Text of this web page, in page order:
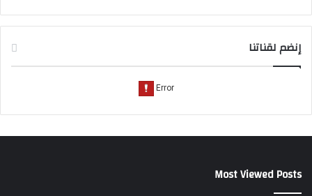
إنضم لقناتنا
Most Viewed Posts